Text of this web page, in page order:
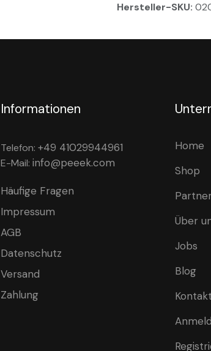
Hersteller-SKU:
Informationen
Telefon: +49 41029944961
E-Mail: info@peeek.com
Häufige Fragen
Impressum
AGB
Datenschutz
Versand
Zahlung
Home
Shop
Partner
Über
Jobs
Blog
Kontakt